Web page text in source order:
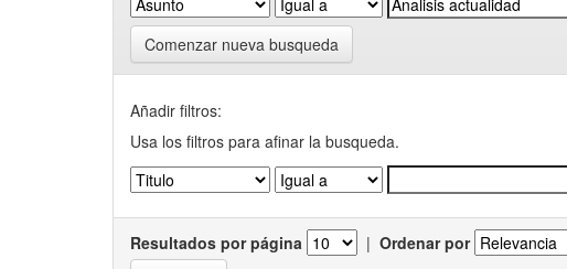
Comenzar nueva busqueda
Añadir filtros:
Usa los filtros para afinar la busqueda.
Resultados por página | Ordenar por